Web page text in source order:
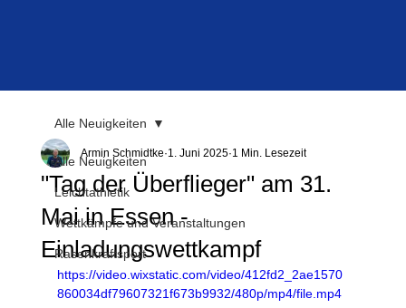
Alle Neuigkeiten
Leichtathletik
Wettkämpfe und Veranstaltungen
Rasenkraftsport
Alle Neuigkeiten
"Tag der Überflieger" am 31.
Mai in Essen -
Einladungswettkampf
Armin Schmidtke 1. Juni 2025 1 Min. Lesezeit
https://video.wixstatic.com/video/412fd2_2ae1570
860034df79607321f673b9932/480p/mp4/file.mp4